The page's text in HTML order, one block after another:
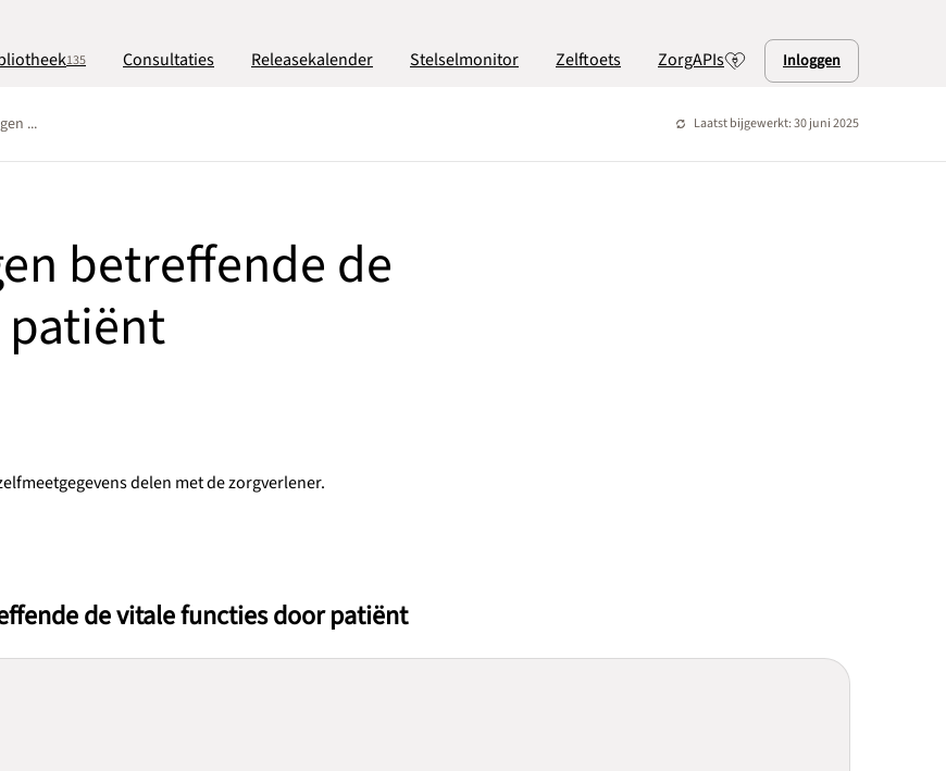
135 Consultaties Releasekalender Stelselmonitor Zelftoets ZorgAPIs Inloggen
... Laatst bijgewerkt: 30 juni 2025
betreffende de
delen met de zorgverlener.
de vitale functies door patiënt